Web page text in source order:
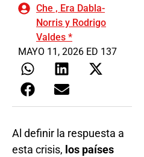
Che , Era Dabla-
Norris y Rodrigo
Valdes *
MAYO 11, 2026 ED 137
Al definir la respuesta a
esta crisis, los países